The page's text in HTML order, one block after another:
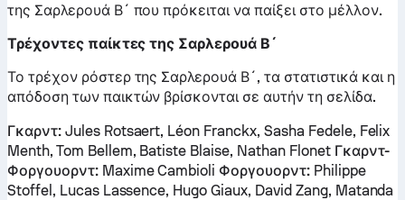
της Σαρλερουά Β´ που πρόκειται να παίξει στο μέλλον.
Τρέχοντες παίκτες της Σαρλερουά Β´
Το τρέχον ρόστερ της Σαρλερουά Β´, τα στατιστικά και η
απόδοση των παικτών βρίσκονται σε αυτήν τη σελίδα.
Γκαρντ:Jules Rotsaert, Léon Franckx, Sasha Fedele, Felix
Menth, Tom Bellem, Batiste Blaise, Nathan Flonet Γκαρντ-
Φοργουορντ:Maxime Cambioli Φοργουορντ:Philippe
Stoffel, Lucas Lassence, Hugo Giaux, David Zang, Matanda